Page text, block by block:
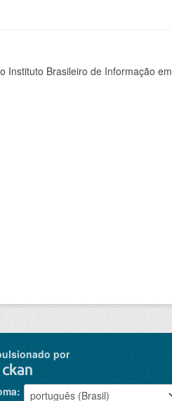
Instituto Brasileiro de Informação em
por